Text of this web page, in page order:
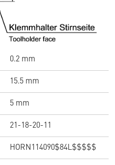
0.2 mm
15.5 mm
5 mm
21-18-20-11
HORN114090$84L$$$$$